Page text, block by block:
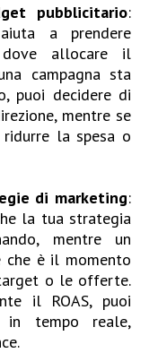
pubblicitario:
a prendere
allocare il
campagna sta
puoi decidere di
mentre se
la spesa o
di marketing:
la tua strategia
mentre un
che è il momento
o le offerte.
il ROAS, puoi
tempo reale,